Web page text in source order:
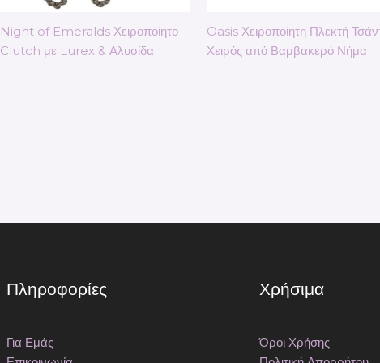
Night of Emeralds Χειροποίητο
Clutch με Lurex & Αλυσίδα
Oasis Χειροποίητη Πλεκτή
Χειρός από Βαμβακερό Νήμα
Πληροφορίες
Για Εμάς
Χρήσιμα
Όροι Χρήσης